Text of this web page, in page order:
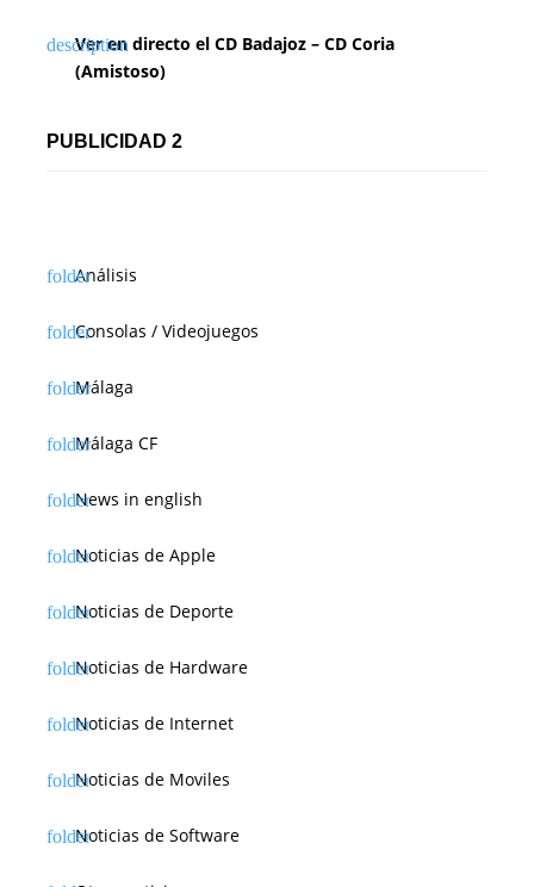
Ver en directo el CD Badajoz – CD Coria
(Amistoso)
PUBLICIDAD 2
Análisis
Consolas / Videojuegos
Málaga
Málaga CF
News in english
Noticias de Apple
Noticias de Deporte
Noticias de Hardware
Noticias de Internet
Noticias de Moviles
Noticias de Software